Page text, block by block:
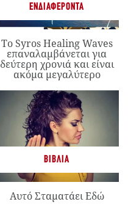
ΕΝΔΙΑΦΈΡΟΝΤΑ
Το Syros Healing Waves
επαναλαμβάνεται για
δεύτερη χρονιά και είναι
ακόμα μεγαλύτερο
ΒΙΒΛΊΑ
Αυτό Σταματάει Εδώ